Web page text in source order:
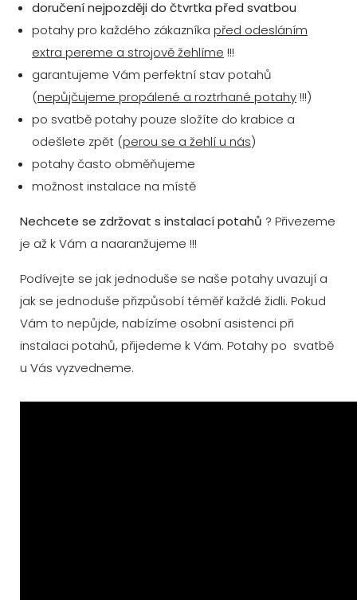
doručení nejpozději do čtvrtka před svatbou
potahy pro každého zákazníka před odesláním
extra pereme a strojově žehlíme !!!
garantujeme Vám perfektní stav potahů
(nepůjčujeme propálené a roztrhané potahy!!!)
po svatbě potahy pouze složíte do krabice a
odešlete zpět (perou se a žehlí u nás)
potahy často obměňujeme
možnost instalace na místě
Nechcete se zdržovat s instalací potahů ? Přivezeme
je až k Vám a naaranžujeme !!!
Podívejte se jak jednoduše se naše potahy uvazují a
jak se jednoduše přizpůsobí téměř každé židli. Pokud
Vám to nepůjde, nabízíme osobní asistenci při
instalaci potahů, přijedeme k Vám. Potahy po svatbě
u Vás vyzvedneme.